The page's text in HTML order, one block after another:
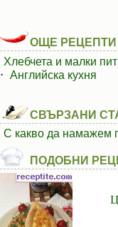
ОЩЕ РЕЦЕПТИ
Хлебчета и малки
⋅ Английска кухня
СВЪРЗАНИ
С какво да намажем
ПОДОБНИ